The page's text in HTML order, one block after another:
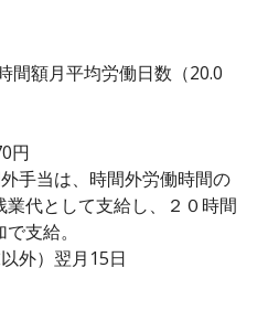
間額月平均労働日数（20.0
円
手当は、時間外労働時間の
代として支給し、２０時間
支給。
外）翌月15日